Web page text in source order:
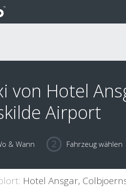
von Hotel
Airport
& Wann Fahrzeug wählen